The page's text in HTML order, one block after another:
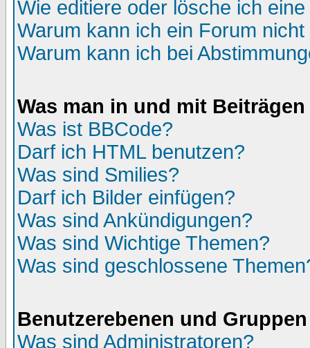
Wie editiere oder lösche ich
Warum kann ich ein Forum
Warum kann ich bei
Was man in und mit
Was ist BBCode?
Darf ich HTML benutzen?
Was sind Smilies?
Darf ich Bilder einfügen?
Was sind Ankündigungen?
Was sind Wichtige Themen?
Was sind geschlossene
Benutzerebenen und Gruppen
Was sind Administratoren?